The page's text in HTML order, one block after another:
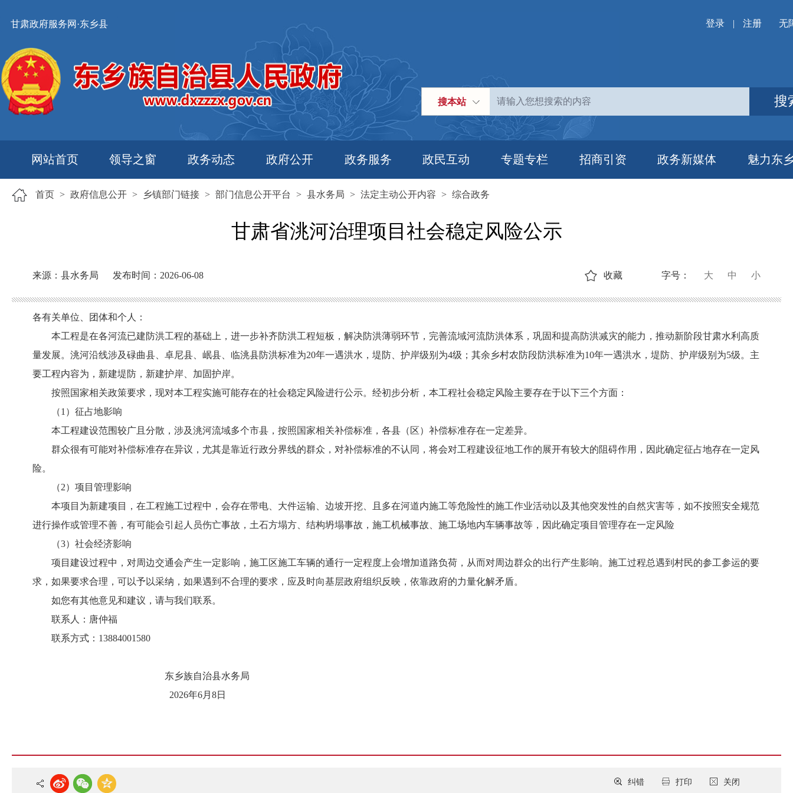
甘肃政府服务网·东乡县 登录 | 注册 无
搜本站 搜
网站首页 领导之窗 政务动态 政府公开 政务服务 政民互动 专题专栏 招商引资 政务新媒体 魅力东
首页 > 政府信息公开 > 乡镇部门链接 > 部门信息公开平台 > 县水务局 > 法定主动公开内容 > 综合政务
甘肃省洮河治理项目社会稳定风险公示
来源：县水务局 发布时间：2026-06-08 字号： 大 中 小
收藏
各有关单位、团体和个人：
本工程是在各河流已建防洪工程的基础上，进一步补齐防洪工程短板，解决防洪薄弱环节，完善流域河流防洪体系，巩固和提高防洪减灾的能力，推动新阶段甘肃水利高质
量发展。洮河沿线涉及碌曲县、卓尼县、岷县、临洮县防洪标准为20年一遇洪水，堤防、护岸级别为4级；其余乡村农防段防洪标准为10年一遇洪水，堤防、护岸级别为5级。主
要工程内容为，新建堤防，新建护岸、加固护岸。
按照国家相关政策要求，现对本工程实施可能存在的社会稳定风险进行公示。经初步分析，本工程社会稳定风险主要存在于以下三个方面：
（1 ） 征占地影响
本工程建设范围较广且分散，涉及洮河流域多个市县， 按照 国家相关补偿标准，各县（区）补偿标准存在一定差异。
群众很有可能对补偿标准存在异议，尤其是靠近行政分界线的群众，对补偿标准的不认同，将会对工程建设征地工作的展开有较大的阻碍作用，因此确定征占地存在一定风
险。
（2） 项目管理影响
本项目为新建项目，在工程施工过程中，会存在带电、大件运输、边坡开挖、且多在河道内施工等危险性的施工作业活动以及其他突发性的自然灾害等，如不按照安全规范
进行操作或管理不善，有可能会引起人员伤亡事故，土石方塌方、结构坍塌事故，施工机械事故、施工场地内车辆事故等， 因此确定项目管理存在一定风险
（3） 社会经济影响
项目建设过程中，对周边交通会产生一定影响，施工区施工车辆的通行一定程度上会增加道路负荷，从而对周边群众的出行产生影响。施工过程总遇到村民的参工参运的要
求，如果要求合理，可以予以采纳，如果遇到不合理的要求，应及时向基层政府组织反映，依靠政府的力量化解矛盾。
如您有其他意见和建议，请与我们联系。
联系人： 唐仲福
联系方式： 13884001580
东乡族自治县水务局
2026年6月 8日
关闭
打印
纠错